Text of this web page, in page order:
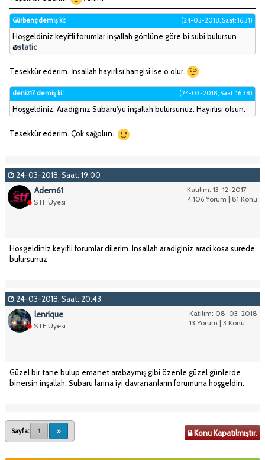
(24-03-2018, Saat: 16:31)
Gürbenç demiş ki:
Hoşgeldiniz keyifli forumlar inşallah gönlüne göre bi subi bulursun
@static
Tesekkür ederim. İnsallah hayırlısı hangisi ise o olur.
(24-03-2018, Saat: 16:38)
deniz17 demiş ki:
Hoşgeldiniz. Aradığınız Subaru'yu inşallah bulursunuz. Hayırlısı olsun.
Tesekkür ederim. Çok sağolun.
24-03-2018, Saat: 19:00
Katılım: 13-12-2017
4,106 Yorum | 81 Konu
Adem61
STF Üyesi
Hosgeldiniz.keyifli forumlar dilerim. Insallah aradiginiz araci kosa surede
bulursunuz
24-03-2018, Saat: 20:43
Katılım: 08-03-2018
13 Yorum | 3 Konu
lenrique
STF Üyesi
Güzel bir tane bulup emanet arabaymış gibi özenle güzel günlerde
binersin inşallah. Subaru larına iyi davrananların forumuna hoşgeldin.
Sayfa: 1 » Konu Kapatılmıştır.